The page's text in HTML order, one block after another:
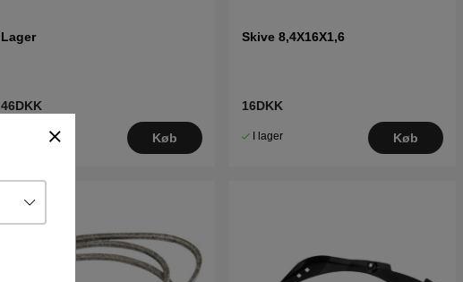
Lager
46DKK
Køb
Skive 8,4X16X1,6
16DKK
I lager Køb